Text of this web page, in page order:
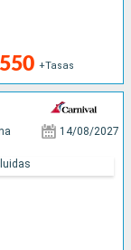
+Tasas
14/08/2027